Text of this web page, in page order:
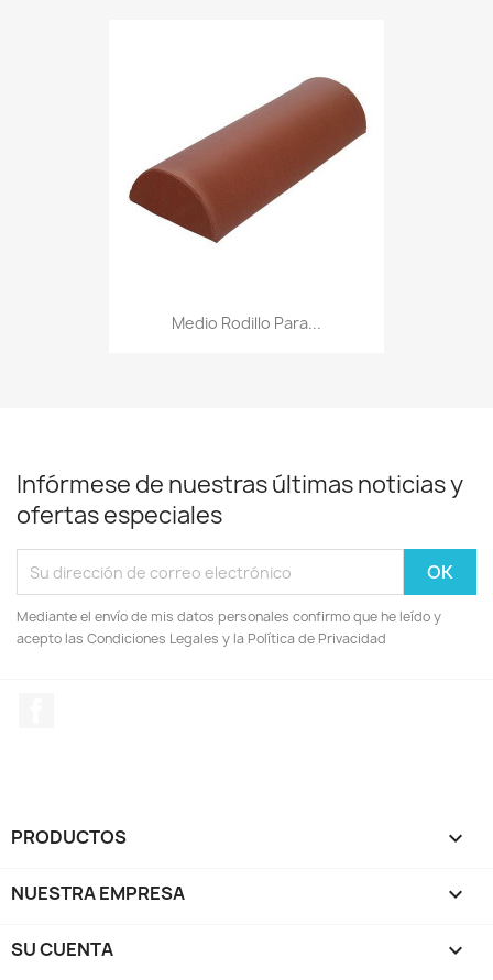
Medio Rodillo Para...
Infórmese de nuestras últimas noticias y
ofertas especiales
Mediante el envío de mis datos personales confirmo que he leído y
acepto las Condiciones Legales y la Política de Privacidad
PRODUCTOS 
NUESTRA EMPRESA 
SU CUENTA 